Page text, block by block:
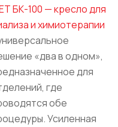
БК-100 — кресло для
и химиотерапии
«два в одном»,
для
где
обе
Усиленная